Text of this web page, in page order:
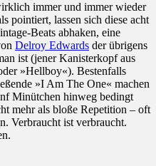
immer und immer wieder
pointiert, lassen sich diese acht
Beats abhaken, eine
Delroy Edwards der übrigens
ist (jener Kanisterkopf aus
»Hellboy«). Bestenfalls
»I Am The One« machen
Minütchen hinweg bedingt
mehr als bloße Repetition – oft
Verbraucht ist verbraucht.